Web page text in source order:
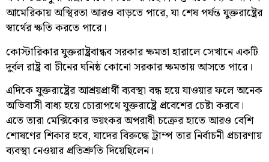
আমেরিকায় অস্থিরতা আরও বাড়তে পারে, যা শেষ পর্যন্ত যুক্তরাষ্ট্রের
স্বার্থের ক্ষতি করতে পারে।
কোস্টারিকার যুক্তরাষ্ট্রবান্ধব সরকার ক্ষমতা হারালে সেখানে একটি
দুর্বল রাষ্ট্র বা চীনের ঘনিষ্ঠ কোনো সরকার ক্ষমতায় আসতে পারে।
এদিকে যুক্তরাষ্ট্রের আশ্রয়প্রার্থী ব্যবস্থা বন্ধ হয়ে যাওয়ার ফলে অনেক
অভিবাসী বাধ্য হয়ে চোরাপথে যুক্তরাষ্ট্রে প্রবেশের চেষ্টা করবে।
এতে তারা মেক্সিকোর ভয়ংকর অপরাধী চক্রের হাতে আরও বেশি
শোষণের শিকার হবে, যাদের বিরুদ্ধে ট্রাম্প তার নির্বাচনী প্রচারণায়
ব্যবস্থা নেওয়ার প্রতিশ্রুতি দিয়েছিলেন।